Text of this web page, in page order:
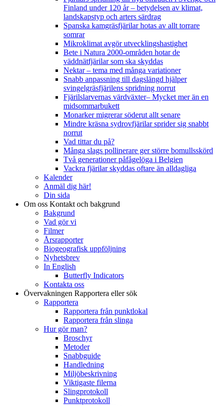
Finland under 120 år– betydelsen av klimat,
landskapstyp och arters särdrag
Spanska kamgräsfjärilar hotas av allt torrare
somrar
Mikroklimat avgör utvecklingshastighet
Bete i Natura 2000-områden hotar de
väddnätfjärilar som ska skyddas
Nektar – tema med många variationer
Snabb anpassning till dagslängd hjälper
svingelgräsfjärilens spridning norrut
Fjärilslarvernas värdväxter– Mycket mer än en
midsommarbukett
Monarker migrerar söderut allt senare
Mindre kräsna sydrovfjärilar sprider sig snabbt
norrut
Vad tittar du på?
Många slags pollinerare ger större bomullsskörd
Två generationer påfågelöga i Belgien
Vackra fjärilar skyddas oftare än alldagliga
Kalender
Anmäl dig här!
Din sida
Om oss Kontakt och bakgrund
Bakgrund
Vad gör vi
Filmer
Årsrapporter
Biogeografisk uppföljning
Nyhetsbrev
In English
Butterfly Indicators
Kontakta oss
Övervakningen Rapportera eller sök
Rapportera
Rapportera från punktlokal
Rapportera från slinga
Hur gör man?
Broschyr
Metoder
Snabbguide
Handledning
Miljöbeskrivning
Viktigaste filerna
Slingprotokoll
Punktprotokoll